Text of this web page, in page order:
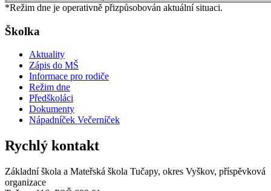
*Režim dne je operativně přizpůsobován aktuální situaci.
Školka
Aktuality
Zápis do MŠ
Informace pro rodiče
Režim dne
Předškoláci
Dokumenty
Nápadníček Večerníček
Rychlý kontakt
Základní škola a Mateřská škola Tučapy, okres Vyškov, příspěvková
organizace